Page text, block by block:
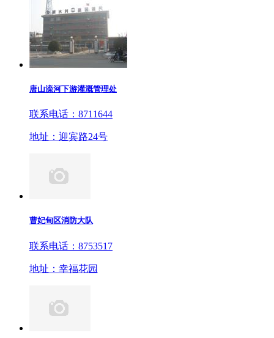
唐山滦河下游灌溉管理处
联系电话：8711644
地址：迎宾路24号
曹妃甸区消防大队
联系电话：8753517
地址：幸福花园